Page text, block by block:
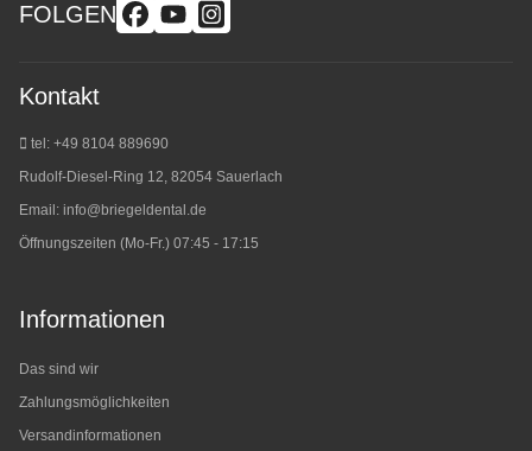
FOLGEN
Kontakt
tel: +49 8104 889690
Rudolf-Diesel-Ring 12, 82054 Sauerlach
Email: info@briegeldental.de
Öffnungszeiten (Mo-Fr.) 07:45 - 17:15
Informationen
Das sind wir
Zahlungsmöglichkeiten
Versandinformationen